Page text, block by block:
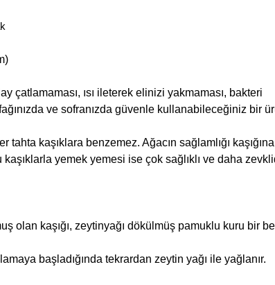
çatlamaması, ısı ileterek elinizi yakmaması, bakteri
ve sofranızda güvenle kullanabileceğiniz bir
kaşıklara benzemez. Ağacın sağlamlığı
yemek yemesi ise çok sağlıklı ve daha
olan kaşığı, zeytinyağı dökülmüş pamuklu kuru bir
başladığında tekrardan zeytin yağı ile yağlanır.